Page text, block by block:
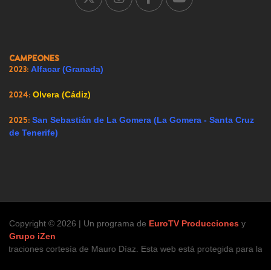
CAMPEONES
Ricote (Murcia)
2009:Renedo de Esgueva (Valladolid)
2025:San Sebastián de La Gomera (La Gomera - Santa Cruz
Copyright © 2026 | Un programa de EuroTV Producciones y
Grupo iZen
de Mauro Díaz. Esta web está protegida para la infancia,